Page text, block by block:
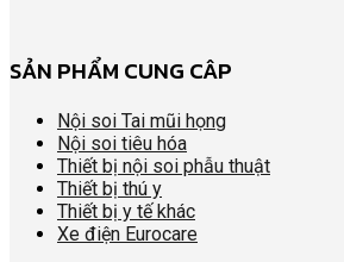
SẢN PHẨM CUNG CÂP
Nội soi Tai mũi họng
Nội soi tiêu hóa
Thiết bị nội soi phẫu thuật
Thiết bị thú y
Thiết bị y tế khác
Xe điện Eurocare